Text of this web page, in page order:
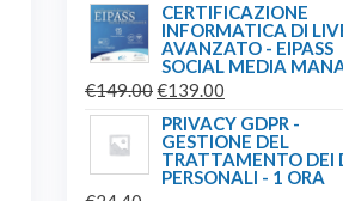
CERTIFICAZIONE
INFORMATICA DI
AVANZATO - EIPASS
SOCIAL MEDIA
€149.00IL
PREZZO
ORIGINALE
ERA:
€139.00
PREZZO
ATTUALE
È:
PRIVACY GDPR -
GESTIONE DEL
TRATTAMENTO DEI
PERSONALI - 1 ORA